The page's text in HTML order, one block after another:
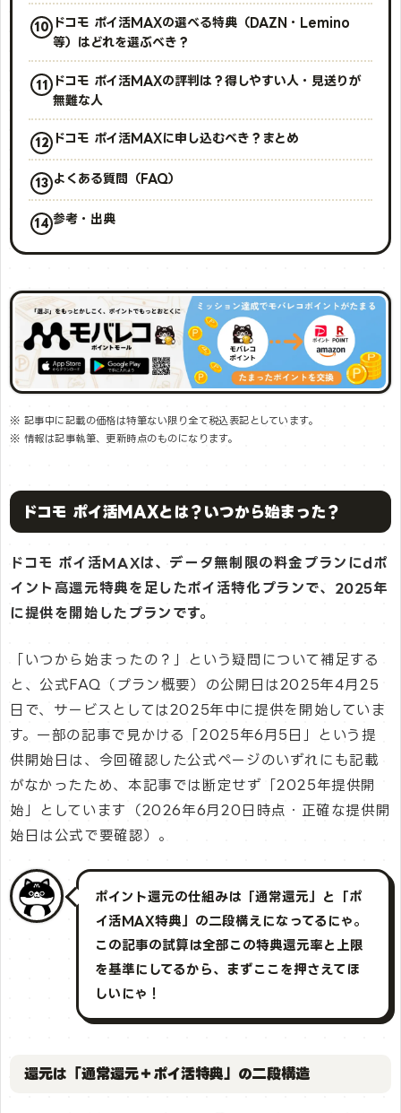
ドコモ ポイ活MAXの選べる特典（DAZN・Lemino
等）はどれを選ぶべき？
ドコモ ポイ活MAXの評判は？得しやすい人・見送りが
無難な人
ドコモ ポイ活MAXに申し込むべき？まとめ
よくある質問（FAQ）
参考・出典
※ 記事中に記載の価格は特筆ない限り全て税込表記としています。
※ 情報は記事執筆、更新時点のものになります。
ドコモ ポイ活MAXとは？いつから始まった？
ドコモ ポイ活MAXは、データ無制限の料金プランにdポ
イント高還元特典を足したポイ活特化プランで、2025年
に提供を開始したプランです。
「いつから始まったの？」という疑問について補足する
と、公式FAQ（プラン概要）の公開日は2025年4月25
日で、サービスとしては2025年中に提供を開始していま
す。一部の記事で見かける「2025年6月5日」という提
供開始日は、今回確認した公式ページのいずれにも記載
がなかったため、本記事では断定せず「2025年提供開
始」としています（2026年6月20日時点・正確な提供開
始日は公式で要確認）。
ポイント還元の仕組みは「通常還元」と「ポ
イ活MAX特典」の二段構えになってるにゃ。
この記事の試算は全部この特典還元率と上限
を基準にしてるから、まずここを押さえてほ
しいにゃ！
還元は「通常還元＋ポイ活特典」の二段構造